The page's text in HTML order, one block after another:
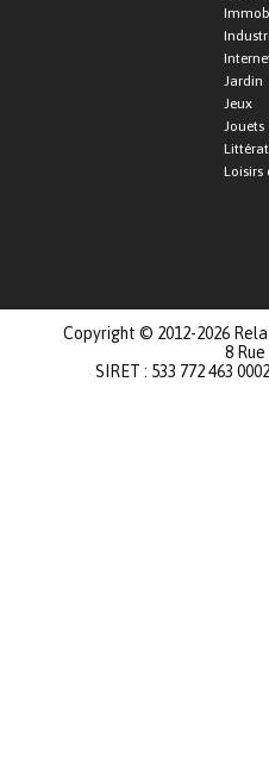
Jardin
Jeux
Jouets
Loisirs
Copyright © 2012-2026
8
SIRET : 533 772 463